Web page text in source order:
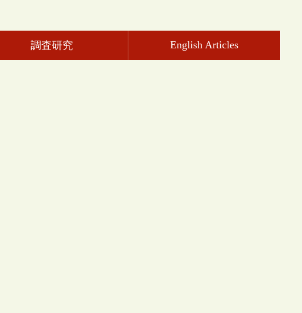
調査研究 English Articles